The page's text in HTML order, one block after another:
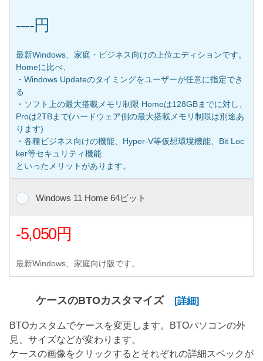
----円
最新Windows、家庭・ビジネス向けの上位エディションです。
Homeに比べ、
・Windows Updateのタイミングをユーザーが任意に指定でき
る
・ソフト上の最大搭載メモリ制限 Homeは128GBまでに対し、
Proは2TBまで(ハードウェア側の最大搭載メモリ制限は別途あ
ります)
・各種ビジネス向けの機能、Hyper-V等仮想環境機能、Bit Loc
ker等セキュリティ機能
といったメリットがあります。
Windows 11 Home 64ビット
-5,050円
最新Windows、家庭向け版です。
ケースのBTOカスタマイズ [詳細]
BTOカスタムでケースを変更します。BTOパソコンの外
見、サイズなどが変わります。
ケースの画像をクリックするとそれぞれの詳細スペックが